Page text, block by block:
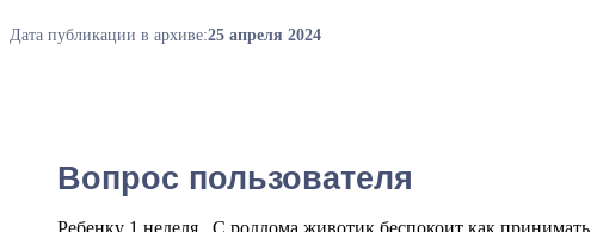
Дата публикации в архиве:25 апреля 2024
Вопрос пользователя